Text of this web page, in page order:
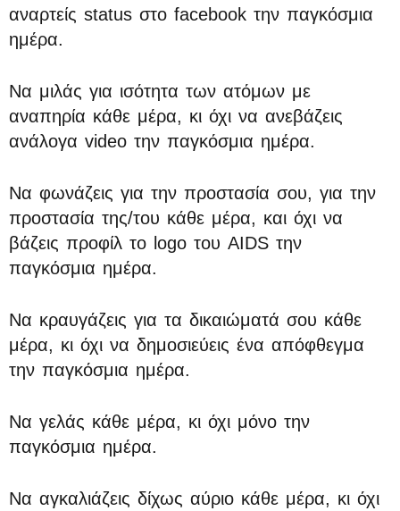
αναρτείς status στο facebook την παγκόσμια
ημέρα.
Να μιλάς για ισότητα των ατόμων με
αναπηρία κάθε μέρα, κι όχι να ανεβάζεις
ανάλογα video την παγκόσμια ημέρα.
Να φωνάζεις για την προστασία σου, για την
προστασία της/του κάθε μέρα, και όχι να
βάζεις προφίλ το logo του AIDS την
παγκόσμια ημέρα.
Να κραυγάζεις για τα δικαιώματά σου κάθε
μέρα, κι όχι να δημοσιεύεις ένα απόφθεγμα
την παγκόσμια ημέρα.
Να γελάς κάθε μέρα, κι όχι μόνο την
παγκόσμια ημέρα.
Να αγκαλιάζεις δίχως αύριο κάθε μέρα, κι όχι